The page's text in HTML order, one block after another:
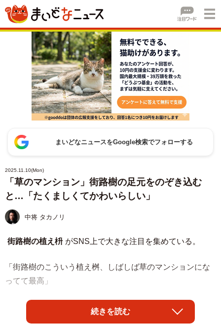
まいどなニュースをGoogle検索でフォローする
2025.11.10(Mon)
「草のマンション」街路樹の足元をのぞき込む
と…「たくましくてかわいらしい」
中将 タカノリ
街路樹の植え枡 がSNS上で大きな注目を集めている。
「街路樹のこういう植え桝、しばしば草のマンションにな
ってて最高」
とその模様を紹介したのは樹木医の
瀬尾一樹さん
（@kusanonamaesay）。
続きを読む